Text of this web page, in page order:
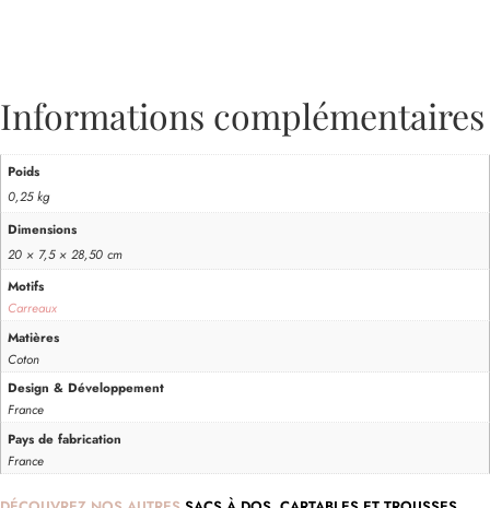
Informations complémentaires
Poids
0,25 kg
Dimensions
20 × 7,5 × 28,50 cm
Motifs
Carreaux
Matières
Coton
Design & Développement
France
Pays de fabrication
France